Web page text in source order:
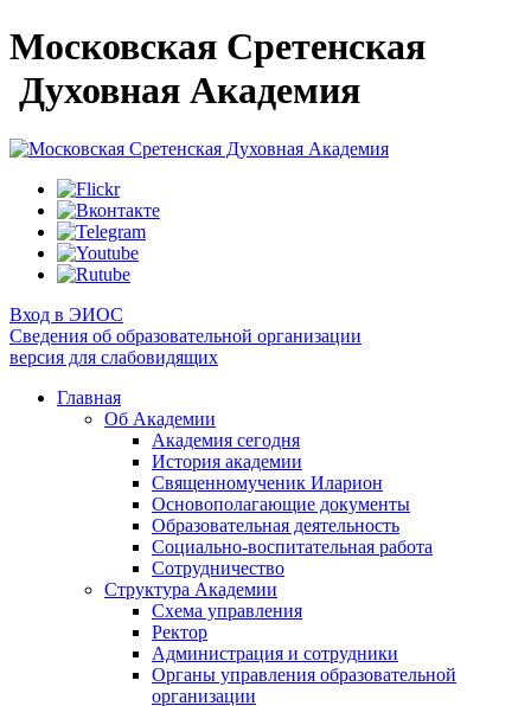
Московская Сретенская
Духовная Академия
Вход в ЭИОС
Сведения об образовательной организации
версия для слабовидящих
Главная
Об Академии
Академия сегодня
История академии
Священномученик Иларион
Основополагающие документы
Образовательная деятельность
Социально-воспитательная работа
Сотрудничество
Структура Академии
Схема управления
Ректор
Администрация и сотрудники
Органы управления образовательной
организации